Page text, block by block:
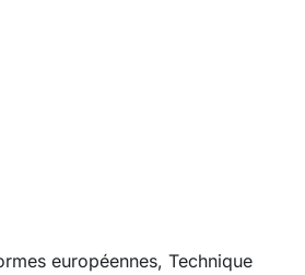
européennes, Technique